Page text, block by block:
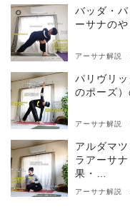
バッダ・
ーサナの
アーサナ解説
パリヴリ
のポーズ
アーサナ解
アルダマ
ラアーサ
果・…
アーサナ解説